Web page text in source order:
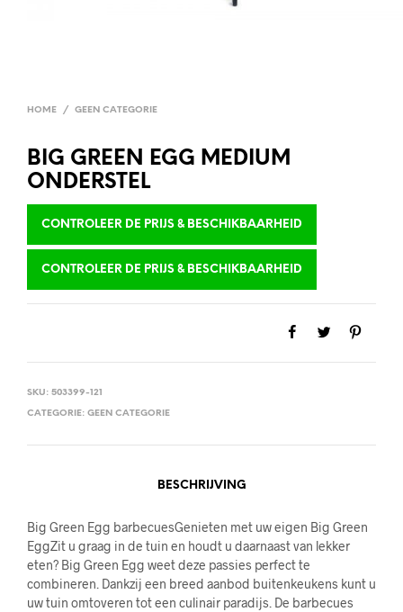
HOME / GEEN CATEGORIE
BIG GREEN EGG MEDIUM
ONDERSTEL
CONTROLEER DE PRIJS & BESCHIKBAARHEID
CONTROLEER DE PRIJS & BESCHIKBAARHEID
SKU: 503399-121
CATEGORIE: GEEN CATEGORIE
BESCHRIJVING
Big Green Egg barbecuesGenieten met uw eigen Big Green
EggZit u graag in de tuin en houdt u daarnaast van lekker
eten? Big Green Egg weet deze passies perfect te
combineren. Dankzij een breed aanbod buitenkeukens kunt u
uw tuin omtoveren tot een culinair paradijs. De barbecues